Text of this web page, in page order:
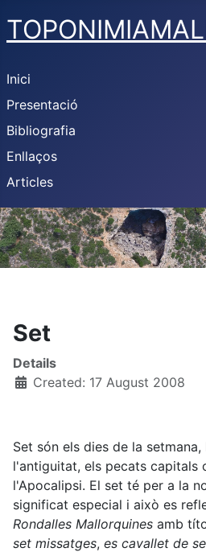
Inici
Presentació
Bibliografia
Enllaços
Articles
Set
Details
Created: 17 August 2008
Set són els dies de la
l'antiguitat, els pecats capitals
l'Apocalipsi. El set té per a la
significat especial i això es
Rondalles Mallorquines amb
set missatges, es cavallet de